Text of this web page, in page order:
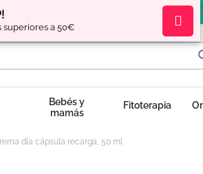
superiores a 50€
Bebés y
mamás
Fitoterapia
día cápsula recarga, 50 ml